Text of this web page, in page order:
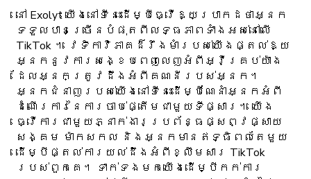
នៅ Exolyt យើងនៅទីនេះដើម្បីធ្វើឱ្យប្រាកដថាអ្នក
ទទួលបានច្រើនបំផុតពីលទ្ធភាពទាំងអស់នៅលើ
TikTok ។ វេទិកាវិភាគដ៏រឹងមាំរបស់យើងផ្តល់ឱ្យ
អ្នកនូវការសង្ខេបពេញលេញអំពីអ្វីគ្រប់យ៉ាង
ដែលអ្នកត្រូវដឹងអំពីគណនីរបស់អ្នក។
អ្នកជំនាញរបស់យើងនៅទីនេះដើម្បីណែនាំអ្នកអំពី
ដំណើរការនៃការចាប់ផ្តើមជាមួយទីផ្សារ។ យើង
ធ្វើការជាមួយភ្នាក់ងារប្រព័ន្ធផ្សព្វផ្សាយ
សង្គម ម៉ាកសកល និងអ្នកមានឥទ្ធិពលតែមួយ
ដើម្បីផ្តល់ការយល់ដឹងអំពីខ្លឹមសារ TikTok
របស់ពួកគេ។ ទាក់ទងមកយើងដើម្បីកក់ការ